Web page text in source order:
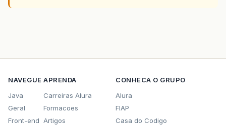
NAVEGUE
Java
Geral
Front-end
APRENDA
Carreiras Alura
Formacoes
Artigos
CONHECA O GRUPO
Alura
FIAP
Casa do Codigo